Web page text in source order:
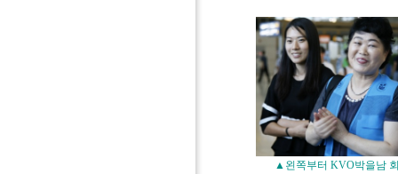
▲왼쪽부터 KVO박을남